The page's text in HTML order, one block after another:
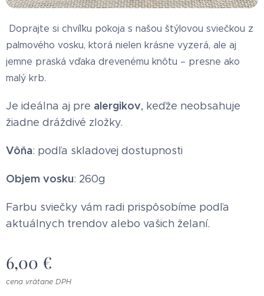
Doprajte si chvíľku pokoja s našou štýlovou sviečkou z
palmového vosku, ktorá nielen krásne vyzerá, ale aj
jemne praská vďaka drevenému knôtu – presne ako
malý krb.
Je ideálna aj pre alergikov, keďže neobsahuje
žiadne dráždivé zložky.
Vôňa: podľa skladovej dostupnosti
Objem vosku: 260g
Farbu sviečky vám radi prispôsobíme podľa
aktuálnych trendov alebo vašich želaní.
6,00 €
cena vrátane DPH